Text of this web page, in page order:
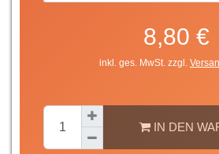
8,80 €
inkl. ges. MwSt. zzgl.
IN DEN